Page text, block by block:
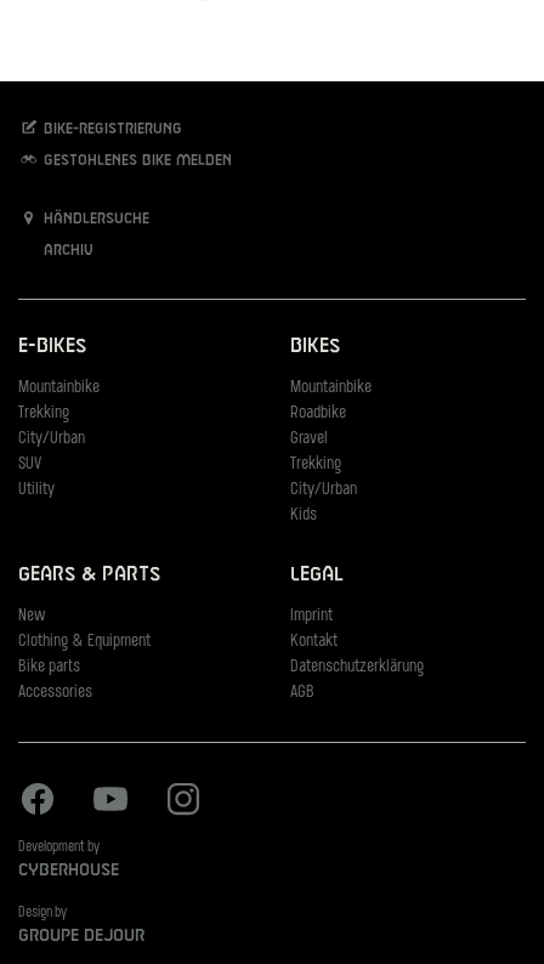
Bike-Registrierung
Gestohlenes Bike melden
Händlersuche
Archiv
E-Bikes
Mountainbike
Trekking
City/Urban
SUV
Utility
Bikes
Mountainbike
Roadbike
Gravel
Trekking
City/Urban
Kids
Gears & Parts
New
Clothing & Equipment
Bike parts
Accessories
Legal
Imprint
Kontakt
Datenschutzerklärung
AGB
Facebook Youtube
Development by
Cyberhouse
Design by
Groupe Dejour